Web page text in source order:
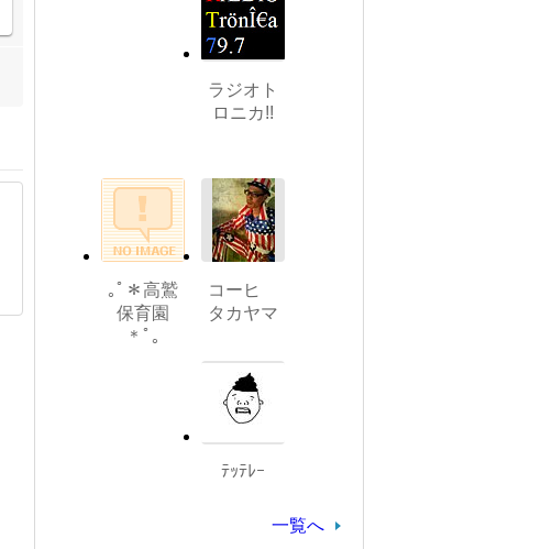
ラジオト
ロニカ!!
｡ﾟ＊高鷲
保育園
＊ﾟ｡
コーヒ
タカヤマ
ﾃｯﾃﾚｰ
一覧へ